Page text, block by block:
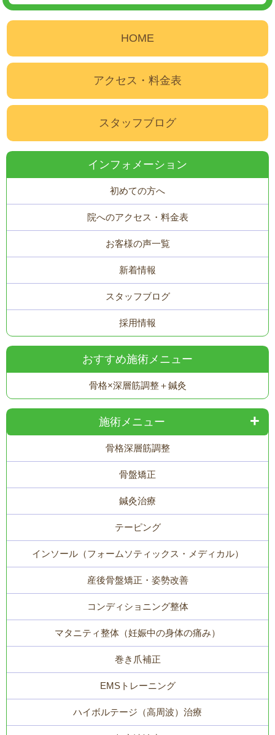
HOME
アクセス・料金表
スタッフブログ
インフォメーション
初めての方へ
院へのアクセス・料金表
お客様の声一覧
新着情報
スタッフブログ
採用情報
おすすめ施術メニュー
骨格×深層筋調整＋鍼灸
施術メニュー
骨格深層筋調整
骨盤矯正
鍼灸治療
テーピング
インソール（フォームソティックス・メディカル）
産後骨盤矯正・姿勢改善
コンディショニング整体
マタニティ整体（妊娠中の身体の痛み）
巻き爪補正
EMSトレーニング
ハイボルテージ（高周波）治療